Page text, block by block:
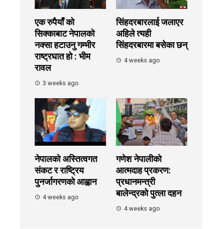
एक रुपैयाँ को
सिक्काबाट नेपालको
नक्सा हटाउनु गम्भीर
राष्ट्रघात हो : भीम
रावल
3 weeks ago
सिंहदरबारलाई जलाएर
अहिले त्यही
सिंहदरबारमा बसेका छन्
4 weeks ago
नेपालको अस्तित्वगत
संकट र राष्ट्रिय
पुनर्जागरणको आह्वान
4 weeks ago
गणेश नेपालीको
आत्मदाह प्रकरण:
प्रधानमन्त्री
बालेन्द्रको पुत्ला दहन
4 weeks ago